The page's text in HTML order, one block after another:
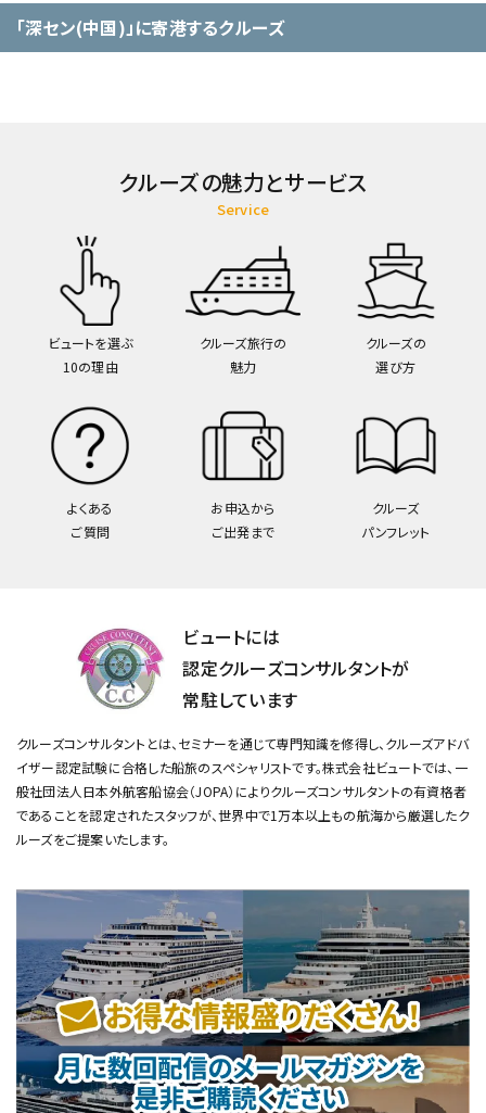
「深セン(中国)」に寄港するクルーズ
クルーズの魅力とサービス
Service
ビュートを選ぶ
10の理由
クルーズ旅行の
魅力
クルーズの
選び方
よくある
ご質問
お申込から
ご出発まで
クルーズ
パンフレット
ビュートには
認定クルーズコンサルタントが
常駐しています
クルーズコンサルタントとは、セミナーを通じて専門知識を修得し、クルーズアドバ
イザー認定試験に合格した船旅のスペシャリストです。株式会社ビュートでは、一
般社団法人日本外航客船協会（JOPA）によりクルーズコンサルタントの有資格者
であることを認定されたスタッフが、世界中で1万本以上もの航海から厳選したク
ルーズをご提案いたします。